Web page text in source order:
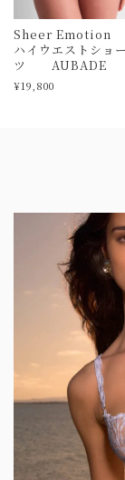
Sheer Emotion
ハイウエストショー
ツ AUBADE
¥19,800